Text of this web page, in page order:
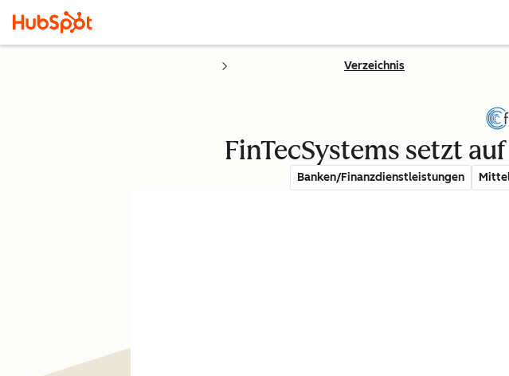
Verzeichnis
FinTecSystems setzt
Banken/Finanzdienstleistungen